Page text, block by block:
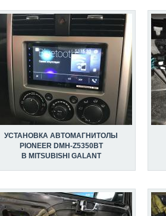
УСТАНОВКА АВТОМАГНИТОЛЫ
PIONEER DMH-Z5350BT
В MITSUBISHI GALANT